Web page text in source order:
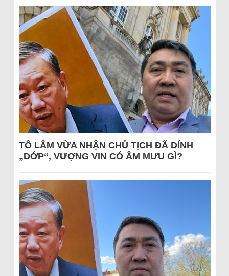
TÔ LÂM VỪA NHẬN CHỦ TỊCH ĐÃ DÍNH
„DỚP“, VƯỢNG VIN CÓ ÂM MƯU GÌ?